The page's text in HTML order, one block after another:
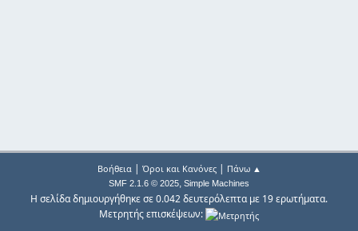
Βοήθεια| Όροι και Κανόνες| Πάνω ▲
SMF 2.1.6 © 2025, Simple Machines
Η σελίδα δημιουργήθηκε σε 0.042 δευτερόλεπτα με 19 ερωτήματα.
Μετρητής επισκέψεων: